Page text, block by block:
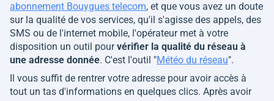
abonnement Bouygues telecom, et que vous avez un doute
sur la qualité de vos services, qu'il s'agisse des appels, des
SMS ou de l'internet mobile, l'opérateur met à votre
disposition un outil pourvérifier la qualité du réseau à
une adresse donnée. C'est l'outil "Météo du réseau".
Il vous suffit de rentrer votre adresse pour avoir accès à
tout un tas d'informations en quelques clics. Après avoir